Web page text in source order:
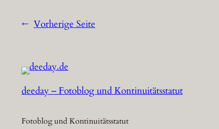
← Vorherige Seite
deeday – Fotoblog und Kontinuitätsstatut
Fotoblog und Kontinuitätsstatut